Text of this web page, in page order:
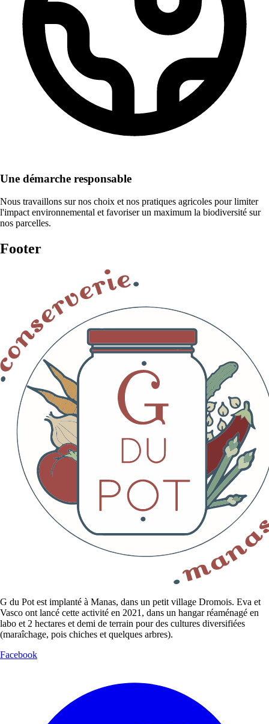
Une démarche responsable
Nous travaillons sur nos choix et nos pratiques agricoles pour limiter
l'impact environnemental et favoriser un maximum la biodiversité sur
nos parcelles.
Footer
G du Pot est implanté à Manas, dans un petit village Dromois. Eva et
Vasco ont lancé cette activité en 2021, dans un hangar réaménagé en
labo et 2 hectares et demi de terrain pour des cultures diversifiées
(maraîchage, pois chiches et quelques arbres).
Facebook